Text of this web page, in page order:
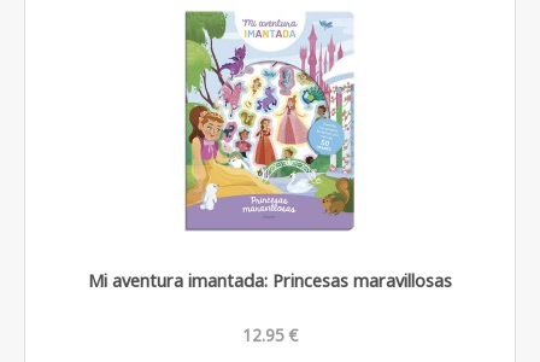
Mi aventura imantada: Princesas maravillosas
12.95 €